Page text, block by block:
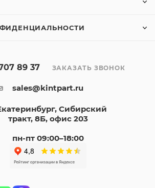
89 37 ЗАКАЗАТЬ ЗВОНОК
sales@kintpart.ru
Сибирский
тракт, 8Б, офис 203
пн-пт 09:00–18:00